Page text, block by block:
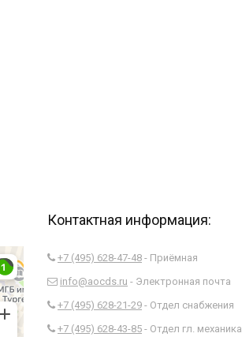
Контактная информация:
+7 (495) 628-47-48 - Приёмная
info@aocds.ru - Электронная почта
+7 (495) 628-21-29 - Отдел снабжения
+7 (495) 628-43-85 - Отдел гл. механика